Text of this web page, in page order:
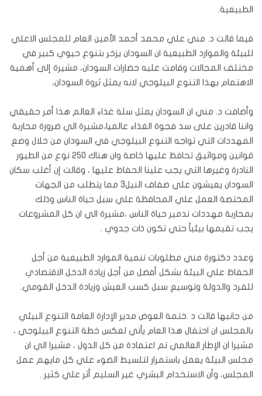
الطبيعية.
فيما قالت د. مني علي محمد أحمد الأمين العام للمجلس الاعلي
للبيئة والموارد الطبيعية ان السودان يزخر بتنوع حيوي كبير في
مختلف المجالات وقامت عليه حضارات السودان، مشيرة إلى أهمية
الاهتمام بهذا التنوع البيلوجي لانه يمثل ثروة السودان،
وأضافت د. مني ان السودان يمثل سلة غذاء العالم هذا أمر حقيقي
واننا قادرين على سد فجوة الغذاء عالميا،مشيرة الي ضرورة محاربة
المهددات التي تواجه التنوع البيلوجي في السودان من خلال وضع
قوانين ومواثيق تحافظ عليها خاصة وان هناك ٢٥٠ نوع من الطيور
النادرة وغيرها التي يجب علينا الحفاظ عليها ، وقالت إن أغلب سكان
السودان يعيشون علي ضفاف النيل3 مما يتطلب من الجهات
المختصة العمل علي المحافظة علي سبل حياة الناس وذلك
بمحاربة مهددات تدمير حياة الناس ،مشيرة الي ان كل المشروعات
يجب تقيمها بيئيأ حتي تكون ذات جدوي .
وعدد دكتورة مني مطلوبات تنمية الموارد الطبيعية من أجل
الحفاظ علي البيئة بشكل أفضل من أجل زيادة الدخل الاقتصادي
للفرد والدولة وتوسيع سبل كسب العيش وزيادة الدخل القومي.
من جانبها قالت د .ختمة العوض مدير الإدارة العامة التنوع البيئي
بالمجلس ان احتفال هذا العام يأتي لعكس خطة التنوع البيلوجي ،
مشيرا ان الإطار العالمي تم اعتمادة من كل الدول ، مشيرا الي ان
مجلس البيئة يعمل باستمرار لتلسيط الضوء علي كل مايهم عمل
المجلس، وأن الاستخدام البشري غير السليم أثر علي كثير .